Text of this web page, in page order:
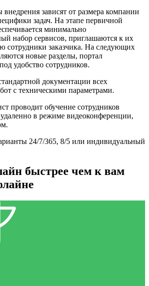
зависят от размера компании
задач. На этапе первичной
минимально
набор сервисов, приглашаются к их
сотрудники заказчика. На следующих
новые разделы, портал
удобство сотрудников.
документации всех
с техническими параметрами.
проводит обучение сотрудников
удаленно в режиме видеоконференции,
24/7/365, 8/5 или индивидуальный
быстрее чем к вам